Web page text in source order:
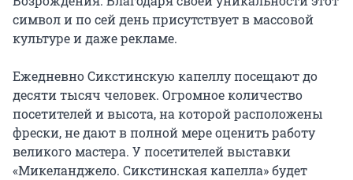
символ и по сей день присутствует в массовой
культуре и даже рекламе.
Ежедневно Сикстинскую капеллу посещают до
десяти тысяч человек. Огромное количество
посетителей и высота, на которой расположены
фрески, не дают в полной мере оценить работу
великого мастера. У посетителей выставки
«Микеланджело. Сикстинская капелла» будет